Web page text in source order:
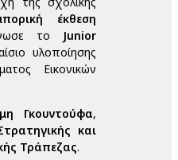
έκθεση
το
Junior
υλοποίησης
Εικονικών
Γκουντούφα,
και
Τράπεζας.